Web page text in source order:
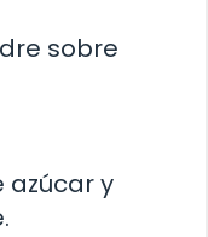
sobre
azúcar y